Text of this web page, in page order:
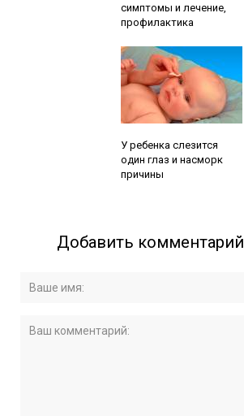
симптомы и лечение,
профилактика
У ребенка слезится
один глаз и насморк
причины
Добавить комментарий